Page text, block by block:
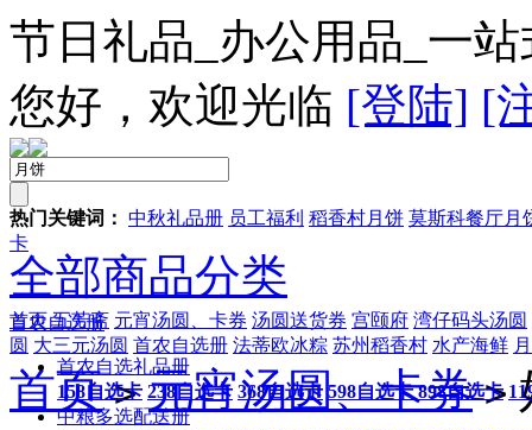
节日礼品_办公用品_一
您好，欢迎光临 [登陆] [
热门关键词： 中秋礼品册 员工福利 稻香村月饼 莫斯科餐厅月
卡
全部商品分类
首农自选册
首农自选礼品册
158自选卡 238自选卡 368自选卡 598自选卡 898自选卡
中粮多选配送册
首页五芳斋 元宵汤圆、卡券 汤圆送货券 宫颐府 湾仔码头汤圆
圆 大三元汤圆 首农自选册 法蒂欧冰粽 苏州稻香村 水产海鲜
首页 > 元宵汤圆、卡券 >